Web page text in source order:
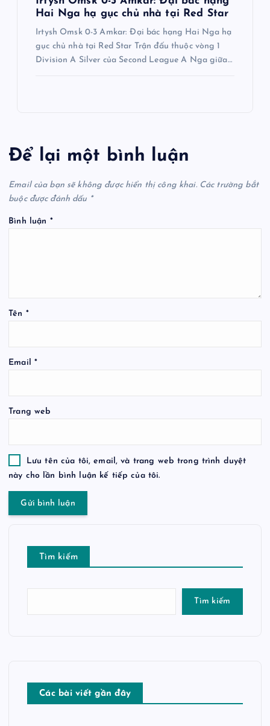
Hai Nga hạ gục chủ nhà tại Red Star
Irtysh Omsk 0-3 Amkar: Đại bác hạng Hai Nga hạ
gục chủ nhà tại Red Star Trận đấu thuộc vòng 1
Division A Silver của Second League A Nga giữa…
Để lại một bình luận
Email của bạn sẽ không được hiển thị công khai. Các trường bắt
buộc được đánh dấu *
Bình luận *
Tên *
Email *
Trang web
Lưu tên của tôi, email, và trang web trong trình duyệt
này cho lần bình luận kế tiếp của tôi.
Tìm kiếm
Tìm kiếm
Các bài viết gần đây